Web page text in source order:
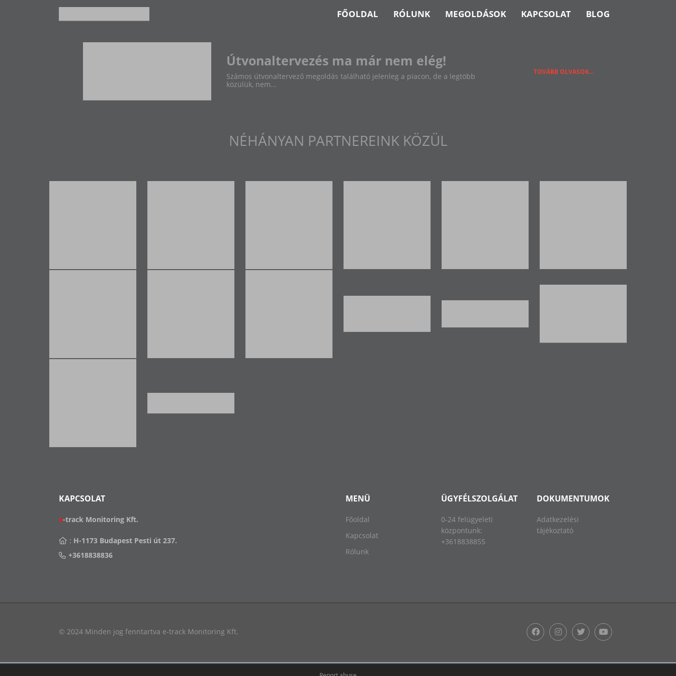
FŐOLDAL RÓLUNK MEGOLDÁSOK KAPCSOLAT BLOG
Útvonaltervezés ma már nem elég!
Számos útvonaltervező megoldás található jelenleg a piacon, de a legtöbb
közülük, nem...
TOVÁBB OLVASOK...
NÉHÁNYAN PARTNEREINK KÖZÜL
KAPCSOLAT
e-track Monitoring Kft.
: H-1173 Budapest Pesti út 237.
+3618838836
MENÜ
Főoldal
Kapcsolat
Rólunk
ÜGYFÉLSZOLGÁLAT
0-24 felügyeleti
központunk:
+3618838855
DOKUMENTUMOK
Adatkezelési
tájékoztató
© 2024 Minden jog fenntartva e-track Monitoring Kft.